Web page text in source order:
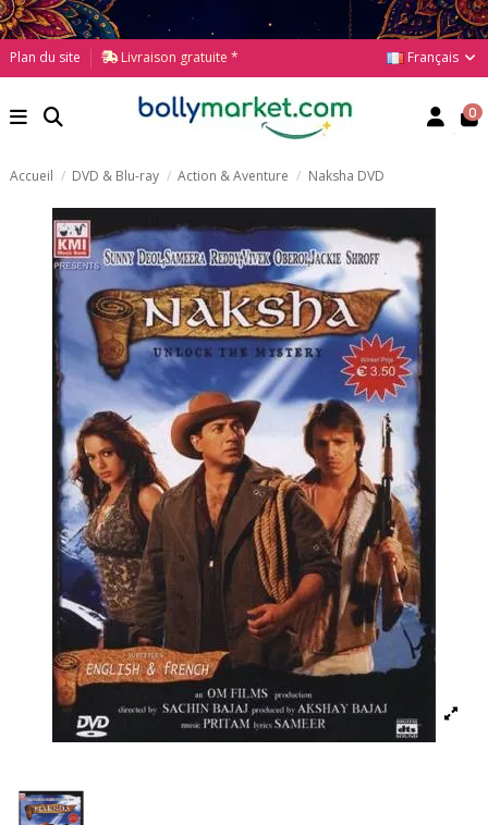
Plan du site Livraison gratuite * Français
0
Accueil DVD & Blu-ray Action & Aventure Naksha DVD